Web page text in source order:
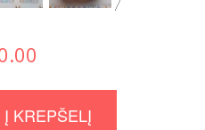
Į KREPŠELĮ